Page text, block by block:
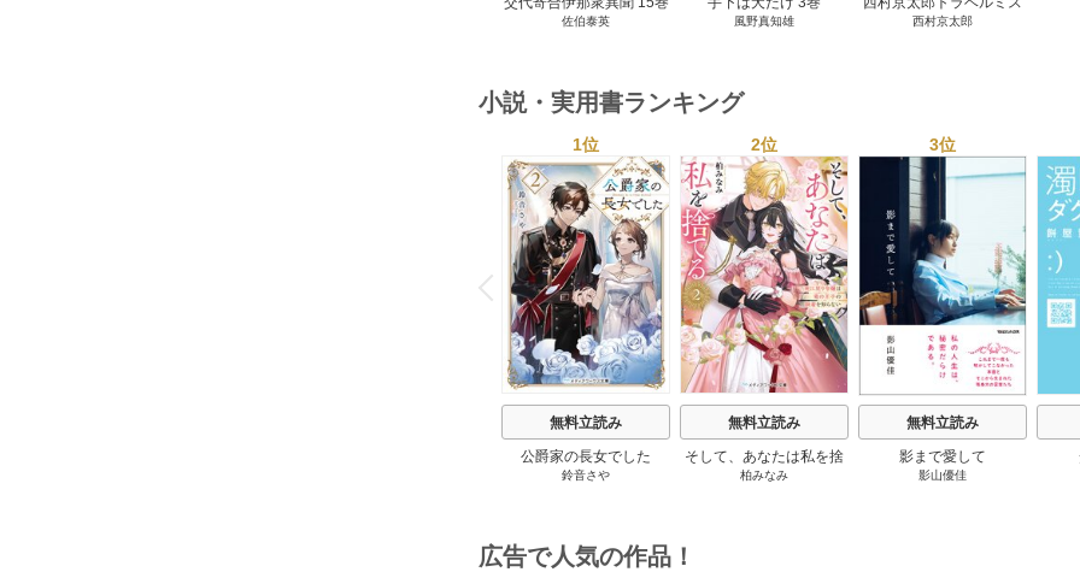
佐伯泰英 風野真知雄
テリー・セレクション 2
西村京太郎
小説・実用書ランキング
P
r
e
v
i
o
u
s
1位
無料立読み
公爵家の長女でした
鈴音さや
2位
無料立読み
そして、あなたは私を捨
てる
柏みなみ
3位
無料立読み
影まで愛して
影山優佳
広告で人気の作品！